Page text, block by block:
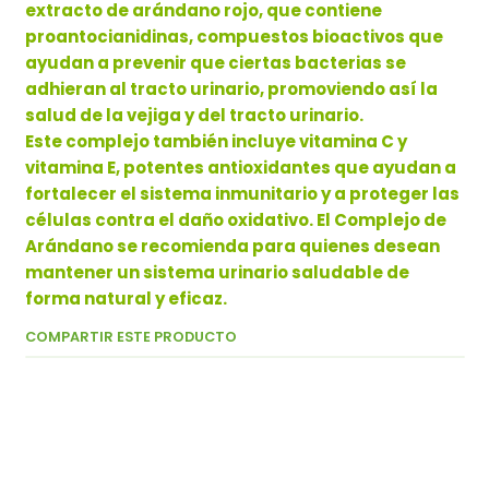
extracto de arándano rojo, que contiene
proantocianidinas, compuestos bioactivos que
ayudan a prevenir que ciertas bacterias se
adhieran al tracto urinario, promoviendo así la
salud de la vejiga y del tracto urinario.
Este complejo también incluye vitamina C y
vitamina E, potentes antioxidantes que ayudan a
fortalecer el sistema inmunitario y a proteger las
células contra el daño oxidativo. El Complejo de
Arándano se recomienda para quienes desean
mantener un sistema urinario saludable de
forma natural y eficaz.
COMPARTIR ESTE PRODUCTO